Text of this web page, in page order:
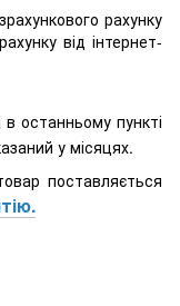
рахунку
від інтернет-
останньому пункті
у місяцях.
поставляється